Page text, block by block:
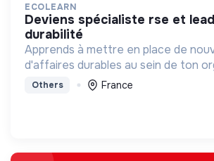
ECOLEARN
deviens spécialiste rse et leader de la
durabilité
Apprends à mettre en place de
d'affaires durables au sein de ton
chez un client
Others France